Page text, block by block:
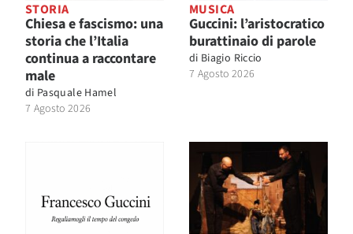
STORIA
Chiesa e fascismo: una
storia che l’Italia
continua a raccontare
male
di Pasquale Hamel
7 Agosto 2026
MUSICA
Guccini: l’aristocratico
burattinaio di parole
di Biagio Riccio
7 Agosto 2026